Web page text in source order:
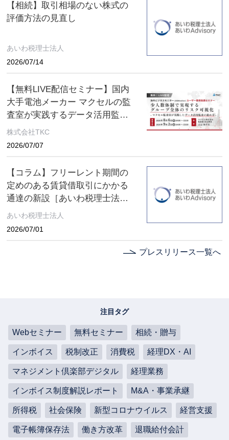
【相続】取引相場のない株式の
評価方法の見直し
あいわ税理士法人
2026/07/14
【無料LIVE配信セミナー】国内
大手電池メーカー マクセルの監
査室が実践するデータ活用監査
とは ～８月６日(木)、９月２日
株式会社TKC
2026/07/07
【コラム】フリーレント期間の
定めのある賃貸借取引にかかる
通達の新設［あいわ税理士法人
コラム］
あいわ税理士法人
2026/07/01
プレスリリース一覧へ
注目タグ
Webセミナー 無料セミナー 相続・贈与
インボイス 税制改正 消費税 経理DX・AI
マネジメント倶楽部デジタル 経理業務
インボイス制度解説レポート M&A・事業承継
所得税 社会保険 新型コロナウイルス 経営支援
電子帳簿保存法 働き方改革 退職給付会計